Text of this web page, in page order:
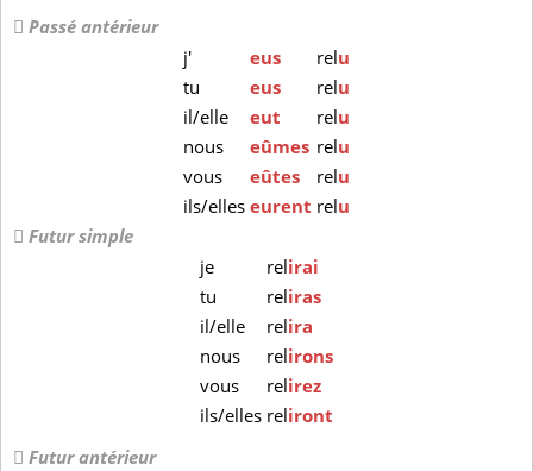
Passé antérieur
j'
eus relu
tu
eus relu
il/elle
eut relu
nous
eûmes relu
vous
eûtes relu
ils/elleseurent relu
Futur simple
je
relirai
tu
reliras
il/elle
relira
nous
relirons
vous
relirez
ils/elles reliront
Futur antérieur